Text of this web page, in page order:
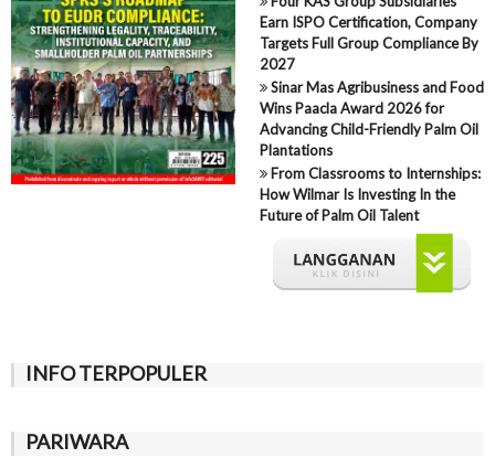
Earn ISPO Certification, Company
Targets Full Group Compliance By
2027
Sinar Mas Agribusiness and Food
Wins Paacla Award 2026 for
Advancing Child-Friendly Palm Oil
Plantations
From Classrooms to Internships:
How Wilmar Is Investing In the
Future of Palm Oil Talent
INFO TERPOPULER
PARIWARA